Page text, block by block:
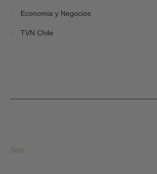
Economia y Negocios
TVN Chile
Sitio